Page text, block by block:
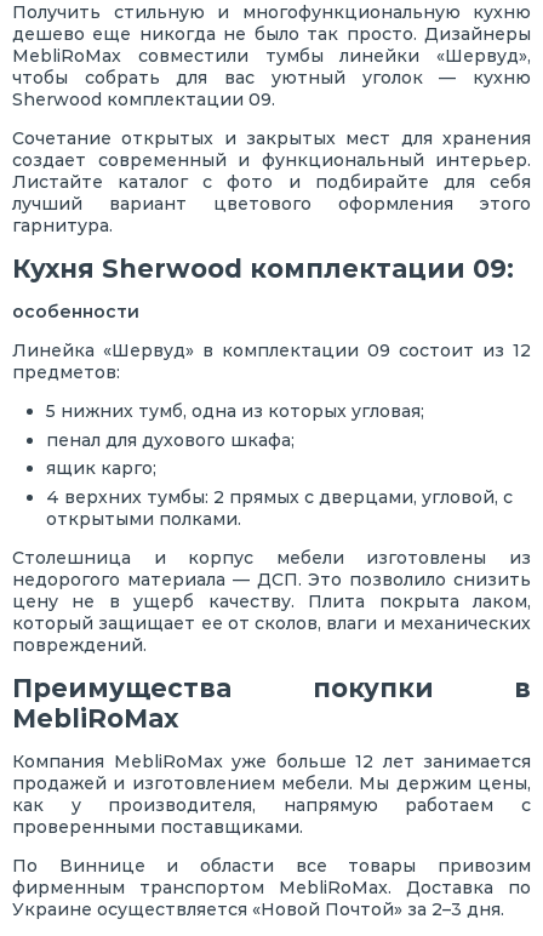
Получить стильную и многофункциональную кухню
дешево еще никогда не было так просто. Дизайнеры
MebliRoMax совместили тумбы линейки «Шервуд»,
чтобы собрать для вас уютный уголок — кухню
Sherwood комплектации 09.
Сочетание открытых и закрытых мест для хранения
создает современный и функциональный интерьер.
Листайте каталог с фото и подбирайте для себя
лучший вариант цветового оформления этого
гарнитура.
Кухня Sherwood комплектации 09:
особенности
Линейка «Шервуд» в комплектации 09 состоит из 12
предметов:
5 нижних тумб, одна из которых угловая;
пенал для духового шкафа;
ящик карго;
4 верхних тумбы: 2 прямых с дверцами, угловой, с
открытыми полками.
Столешница и корпус мебели изготовлены из
недорогого материала — ДСП. Это позволило снизить
цену не в ущерб качеству. Плита покрыта лаком,
который защищает ее от сколов, влаги и механических
повреждений.
Преимущества покупки в
MebliRoMax
Компания MebliRoMax уже больше 12 лет занимается
продажей и изготовлением мебели. Мы держим цены,
как у производителя, напрямую работаем с
проверенными поставщиками.
По Виннице и области все товары привозим
фирменным транспортом MebliRoMax. Доставка по
Украине осуществляется «Новой Почтой» за 2–3 дня.